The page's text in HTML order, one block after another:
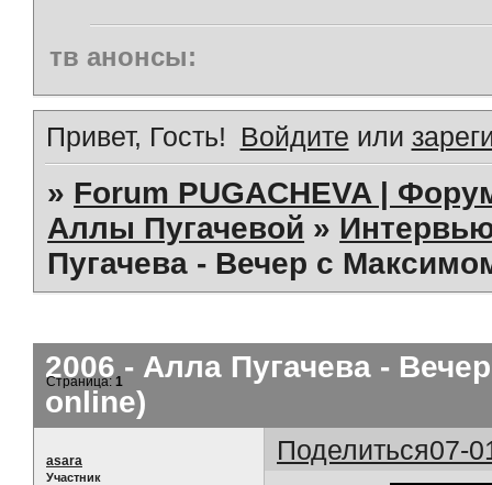
тв анонсы:
Привет, Гость! Войдите или
» Forum PUGACHEVA |
Аллы Пугачевой »
Пугачева - Вечер с
2006 - Алла Пугачева -
online)
Страница:1
Поделиться07-
asara
Участник